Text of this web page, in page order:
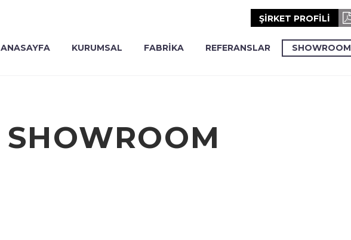
ŞİRKET PROFİLİ
ANASAYFA KURUMSAL FABRİKA REFERANSLAR SHOWROOM
SHOWROOM